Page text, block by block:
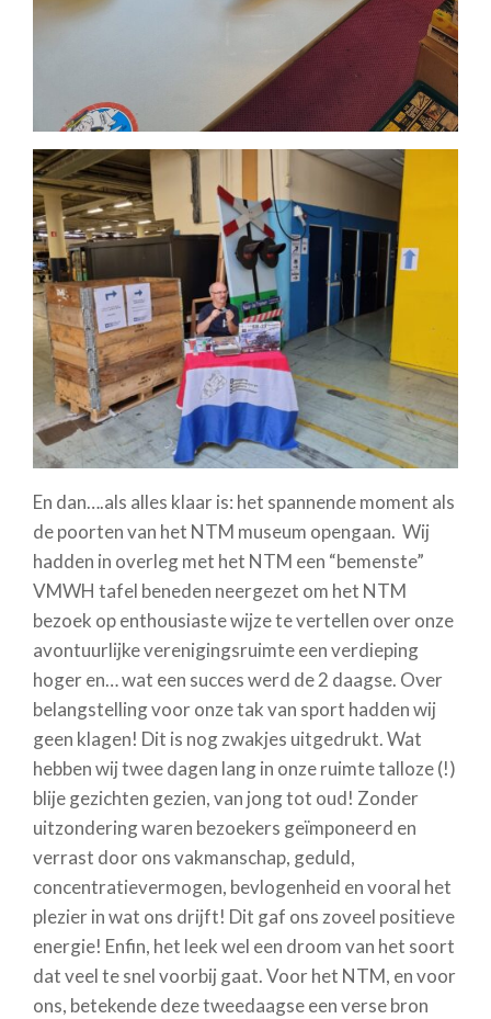
En dan….als alles klaar is: het spannende moment als
de poorten van het NTM museum opengaan. Wij
hadden in overleg met het NTM een “bemenste”
VMWH tafel beneden neergezet om het NTM
bezoek op enthousiaste wijze te vertellen over onze
avontuurlijke verenigingsruimte een verdieping
hoger en… wat een succes werd de 2 daagse. Over
belangstelling voor onze tak van sport hadden wij
geen klagen! Dit is nog zwakjes uitgedrukt. Wat
hebben wij twee dagen lang in onze ruimte talloze (!)
blije gezichten gezien, van jong tot oud! Zonder
uitzondering waren bezoekers geïmponeerd en
verrast door ons vakmanschap, geduld,
concentratievermogen, bevlogenheid en vooral het
plezier in wat ons drijft! Dit gaf ons zoveel positieve
energie! Enfin, het leek wel een droom van het soort
dat veel te snel voorbij gaat. Voor het NTM, en voor
ons, betekende deze tweedaagse een verse bron